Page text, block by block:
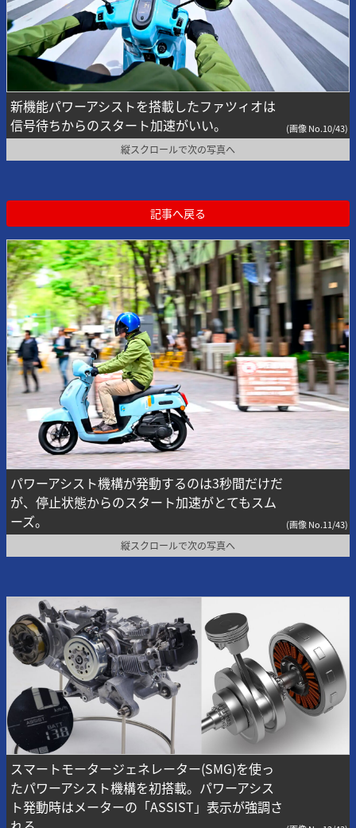
新機能パワーアシストを搭載したファツィオは
信号待ちからのスタート加速がいい。
(画像 No.10/43)
縦スクロールで次の写真へ
記事へ戻る
パワーアシスト機構が発動するのは3秒間だけだ
が、停止状態からのスタート加速がとてもスム
ーズ。
(画像 No.11/43)
縦スクロールで次の写真へ
スマートモータージェネレーター(SMG)を使っ
たパワーアシスト機構を初搭載。パワーアシス
ト発動時はメーターの「ASSIST」表示が強調さ